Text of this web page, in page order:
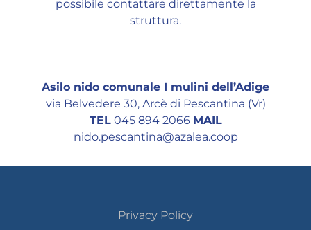
possibile contattare direttamente la
struttura.
Asilo nido comunale I mulini dell’Adige
via Belvedere 30, Arcè di Pescantina (Vr)
TEL045 894 2066 MAIL
nido.pescantina@azalea.coop
Privacy Policy